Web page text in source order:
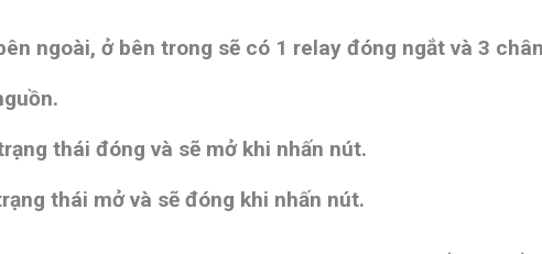
ngoài, ở bên trong sẽ có 1 relay đóng ngắt và 3
thái đóng và sẽ mở khi nhấn nút.
thái mở và sẽ đóng khi nhấn nút.